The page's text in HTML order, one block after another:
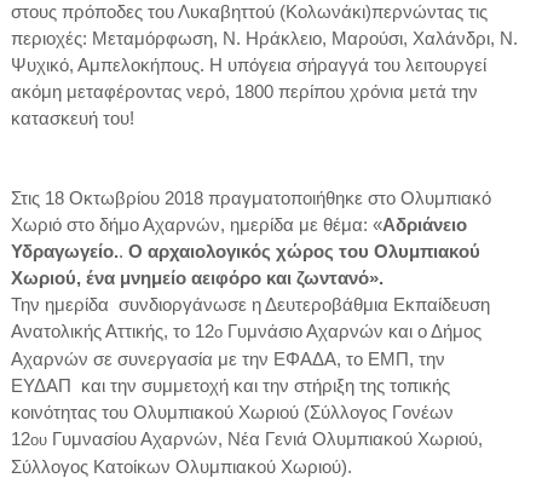
στους πρόποδες του Λυκαβηττού (Κολωνάκι)περνώντας τις
περιοχές: Μεταμόρφωση, Ν. Ηράκλειο, Μαρούσι, Χαλάνδρι, Ν.
Ψυχικό, Αμπελοκήπους. Η υπόγεια σήραγγά του λειτουργεί
ακόμη μεταφέροντας νερό, 1800 περίπου χρόνια μετά την
κατασκευή του!
Στις 18 Οκτωβρίου 2018 πραγματοποιήθηκε στο Ολυμπιακό
Χωριό στο δήμο Αχαρνών, ημερίδα με θέμα: «Αδριάνειο
Υδραγωγείο.. Ο αρχαιολογικός χώρος του Ολυμπιακού
Χωριού, ένα μνημείο αειφόρο και ζωντανό».
Την ημερίδα συνδιοργάνωσε η Δευτεροβάθμια Εκπαίδευση
Ανατολικής Αττικής, το 12οΓυμνάσιο Αχαρνών και ο Δήμος
Αχαρνών σε συνεργασία με την ΕΦΑΔΑ, το ΕΜΠ, την
ΕΥΔΑΠ και την συμμετοχή και την στήριξη της τοπικής
κοινότητας του Ολυμπιακού Χωριού (Σύλλογος Γονέων
12ουΓυμνασίου Αχαρνών, Νέα Γενιά Ολυμπιακού Χωριού,
Σύλλογος Κατοίκων Ολυμπιακού Χωριού).